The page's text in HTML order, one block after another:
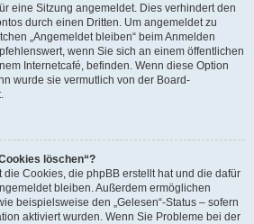
eine Sitzung angemeldet. Dies verhindert den
durch einen Dritten. Um angemeldet zu
„Angemeldet bleiben“ beim Anmelden
wenn Sie sich an einem öffentlichen
Internetcafé, befinden. Wenn diese Option
wurde sie vermutlich von der Board-
löschen“?
die Cookies, die phpBB erstellt hat und die dafür
bleiben. Außerdem ermöglichen
beispielsweise den „Gelesen“-Status – sofern
aktiviert wurden. Wenn Sie Probleme bei der